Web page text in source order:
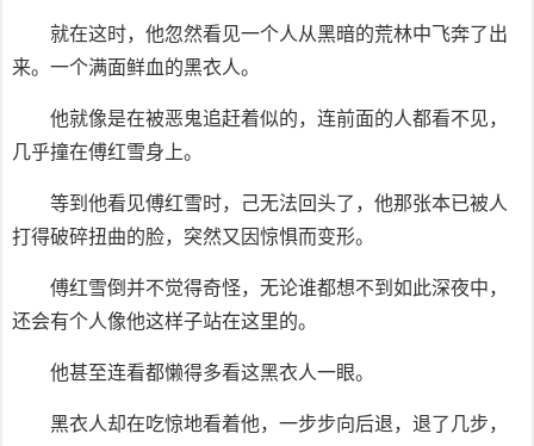
就在这时，他忽然看见一个人从黑暗的荒林中飞奔了出
来。一个满面鲜血的黑衣人。
他就像是在被恶鬼追赶着似的，连前面的人都看不见，
几乎撞在傅红雪身上。
等到他看见傅红雪时，己无法回头了，他那张本已被人
打得破碎扭曲的脸，突然又因惊惧而变形。
傅红雪倒并不觉得奇怪，无论谁都想不到如此深夜中，
还会有个人像他这样子站在这里的。
他甚至连看都懒得多看这黑衣人一眼。
黑衣人却在吃惊地看着他，一步步向后退，退了几步，